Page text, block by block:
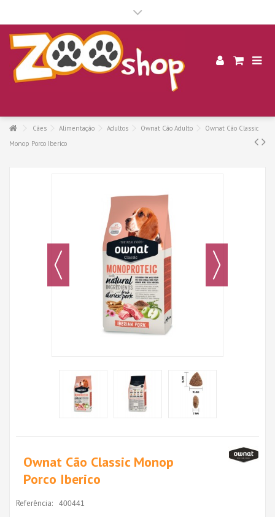
Cães Alimentação Adultos Ownat Cão Adulto
Ownat Cão Classic
Monop Porco Iberico
Ownat Cão Classic Monop
Porco Iberico
Referência: 400441